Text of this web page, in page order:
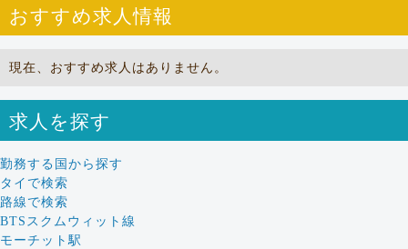
おすすめ求人情報
現在、おすすめ求人はありません。
求人を探す
勤務する国から探す
タイで検索
路線で検索
BTSスクムウィット線
モーチット駅